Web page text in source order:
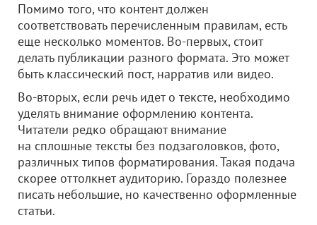
Помимо того, что контент должен
соответствовать перечисленным правилам, есть
еще несколько моментов. Во-первых, стоит
делать публикации разного формата. Это может
быть классический пост, нарратив или видео.
Во-вторых, если речь идет о тексте, необходимо
уделять внимание оформлению контента.
Читатели редко обращают внимание
на сплошные тексты без подзаголовков, фото,
различных типов форматирования. Такая подача
скорее оттолкнет аудиторию. Гораздо полезнее
писать небольшие, но качественно оформленные
статьи.